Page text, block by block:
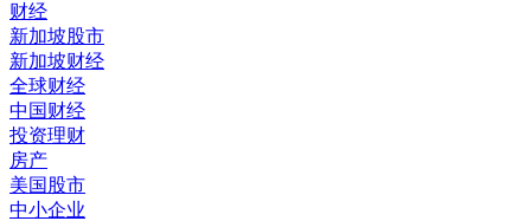
财经
新加坡股市
新加坡财经
全球财经
中国财经
投资理财
房产
美国股市
中小企业